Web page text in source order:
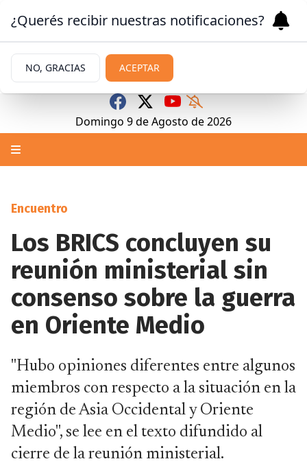
Domingo 9deAgosto de 2026
Encuentro
Los BRICS concluyen su
reunión ministerial sin
consenso sobre la guerra
en Oriente Medio
"Hubo opiniones diferentes entre algunos
miembros con respecto a la situación en la
región de Asia Occidental y Oriente
Medio", se lee en el texto difundido al
cierre de la reunión ministerial.
¿Querés recibir nuestras notificaciones?
NO, GRACIAS ACEPTAR